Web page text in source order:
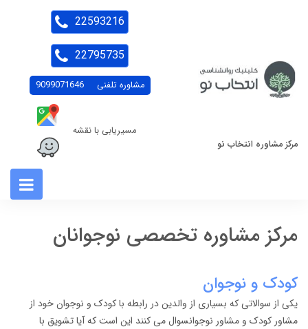
مرکز مشاوره انتخاب نو
مشاوره تلفنی 9099071646
مسیریابی با نقشه
22593216
22795735
مرکز مشاوره تخصصی نوجوانان
کودک و نوجوان
یکی از سوالاتی که بسیاری از والدین در رابطه با کودک و نوجوان خود از
مشاور کودک و مشاور نوجوانسوال می کنند این است که آیا تشویق با